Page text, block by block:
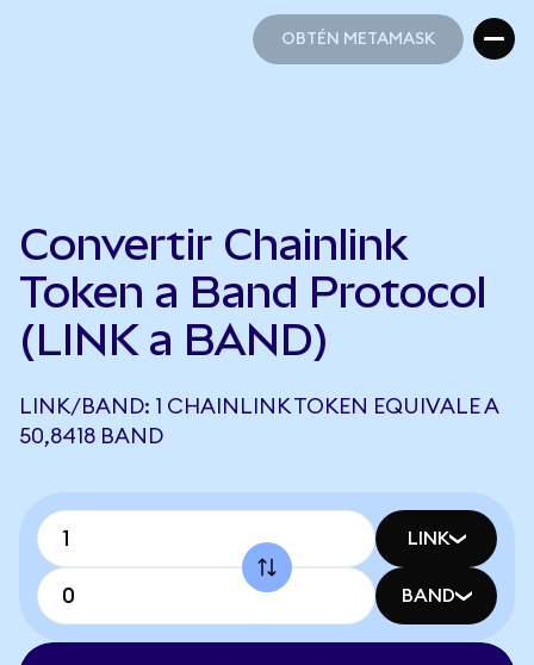
OBTÉN METAMASK
Convertir Chainlink
Token a Band Protocol
(LINK a BAND)
LINK/BAND: 1 CHAINLINK TOKEN EQUIVALE A
50,8418 BAND
LINK
BAND